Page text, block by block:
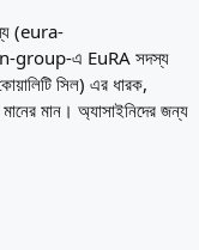
(eura-
এ EuRA সদস্য
সিল) এর ধারক,
মানের মান। অ্যাসাইনিদের জন্য